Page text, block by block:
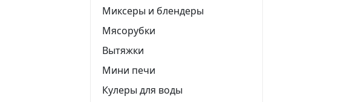
Миксеры и блендеры
Мясорубки
Вытяжки
Мини печи
Кулеры для воды